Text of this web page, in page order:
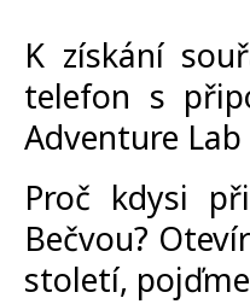
K získání
telefon s
Adventure
Proč kdysi
Bečvou?
století,